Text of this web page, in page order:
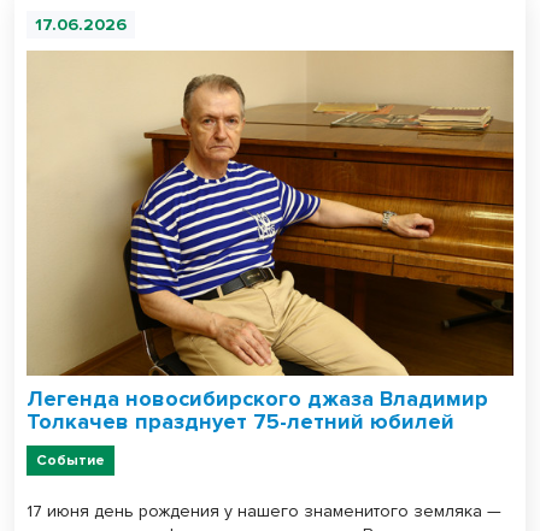
17.06.2026
Легенда новосибирского джаза Владимир
Толкачев празднует 75-летний юбилей
Событие
17 июня день рождения у нашего знаменитого земляка —